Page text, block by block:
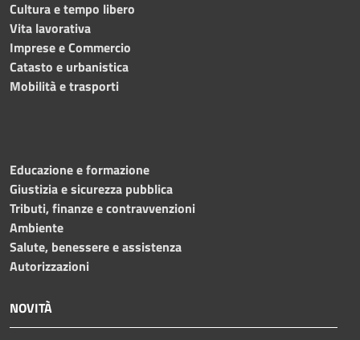
Cultura e tempo libero
Vita lavorativa
Imprese e Commercio
Catasto e urbanistica
Mobilità e trasporti
Educazione e formazione
Giustizia e sicurezza pubblica
Tributi, finanze e contravvenzioni
Ambiente
Salute, benessere e assistenza
Autorizzazioni
NOVITÀ